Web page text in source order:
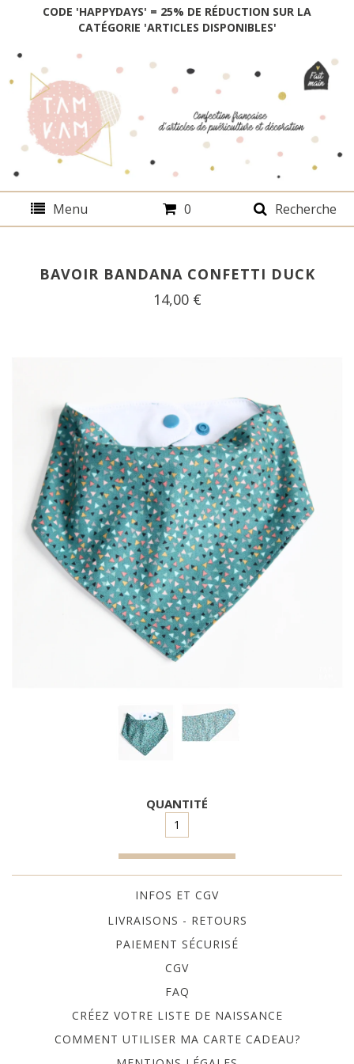
CODE 'HAPPYDAYS' = 25% DE RÉDUCTION SUR LA
CATÉGORIE 'ARTICLES DISPONIBLES'
Menu 0 Recherche
BAVOIR BANDANA CONFETTI DUCK
14,00 €
QUANTITÉ
Bavoir bandana imperméable, pratique et élégant!
Ce bavoir bandana accompagnera bébé aussi bien lors
des biberons que des poussées dentaires. Fini les petits
hauts trempés, bébé restera sec et élégant grâce au
bavoir Tamkam.
Dès 4 mois et jusqu'à 2 ans environ.
INFOS ET CGV
LIVRAISONS - RETOURS
PAIEMENT SÉCURISÉ
CGV
FAQ
CRÉEZ VOTRE LISTE DE NAISSANCE
COMMENT UTILISER MA CARTE CADEAU?